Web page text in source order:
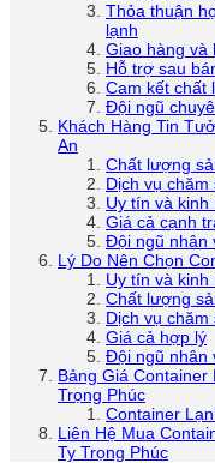
Thỏa thuận
lạnh
Giao hàng và
Hỗ trợ sau
Cam kết chất
Đội ngũ
Khách Hàng Tin
An
Chất lượng
Dịch vụ
Uy tín và kinh
Giá cả cạnh
Đội ngũ nhân
Lý Do Nên Chọn
Uy tín và kinh
Chất lượng
Dịch vụ
Giá cả hợp lý
Đội ngũ nhân
Bảng Giá
Trọng Phúc
Container
Liên Hệ Mua
Ty Trọng Phúc